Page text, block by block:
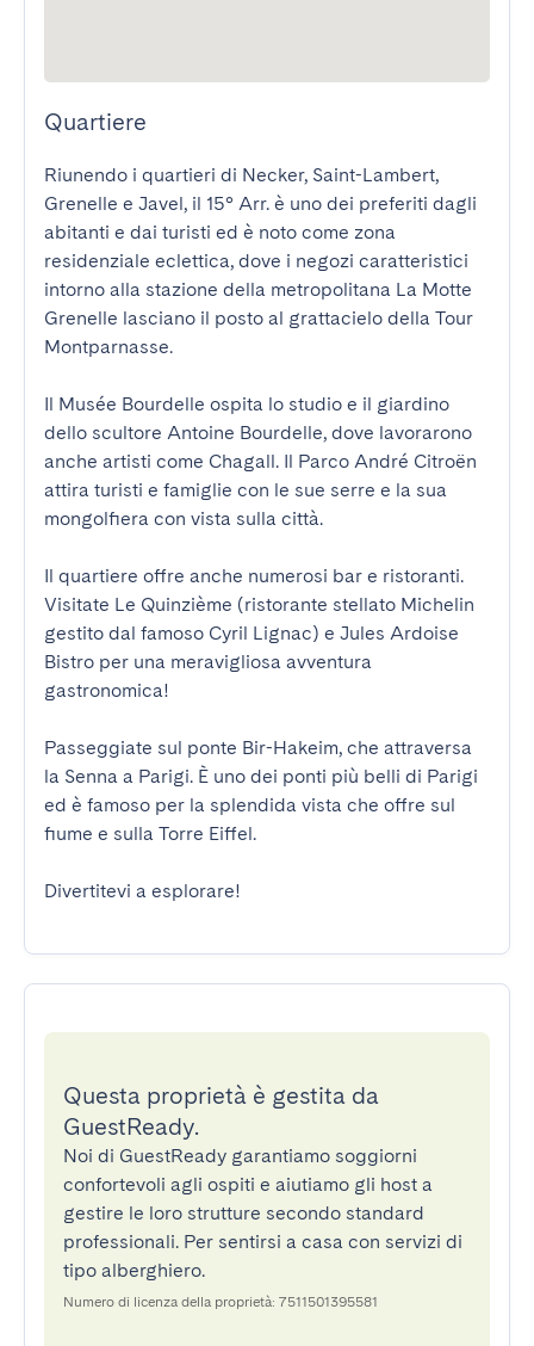
Quartiere
Riunendo i quartieri di Necker, Saint-Lambert,
Grenelle e Javel, il 15° Arr. è uno dei preferiti dagli
abitanti e dai turisti ed è noto come zona
residenziale eclettica, dove i negozi caratteristici
intorno alla stazione della metropolitana La Motte
Grenelle lasciano il posto al grattacielo della Tour
Montparnasse.
Il Musée Bourdelle ospita lo studio e il giardino
dello scultore Antoine Bourdelle, dove lavorarono
anche artisti come Chagall. Il Parco André Citroën
attira turisti e famiglie con le sue serre e la sua
mongolfiera con vista sulla città.
Il quartiere offre anche numerosi bar e ristoranti.
Visitate Le Quinzième (ristorante stellato Michelin
gestito dal famoso Cyril Lignac) e Jules Ardoise
Bistro per una meravigliosa avventura
gastronomica!
Passeggiate sul ponte Bir-Hakeim, che attraversa
la Senna a Parigi. È uno dei ponti più belli di Parigi
ed è famoso per la splendida vista che offre sul
fiume e sulla Torre Eiffel.
Divertitevi a esplorare!
Questa proprietà è gestita da
GuestReady.
Noi di GuestReady garantiamo soggiorni
confortevoli agli ospiti e aiutiamo gli host a
gestire le loro strutture secondo standard
professionali. Per sentirsi a casa con servizi di
tipo alberghiero.
Numero di licenza della proprietà: 7511501395581